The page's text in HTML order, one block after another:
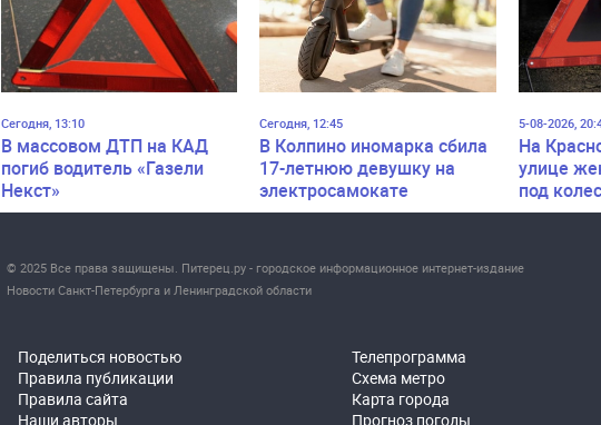
Сегодня, 13:10
В массовом ДТП на КАД
погиб водитель «Газели
Некст»
Сегодня, 12:45
В Колпино иномарка сбила
17-летнюю девушку на
электросамокате
5-08-2026,
На
улице
под
© 2025 Все права защищены. Питерец.ру - городское информационное интернет-издание
Новости Санкт-Петербурга и Ленинградской области
Поделиться новостью
Правила публикации
Правила сайта
Наши авторы
Телепрограмма
Схема метро
Карта города
Прогноз погоды